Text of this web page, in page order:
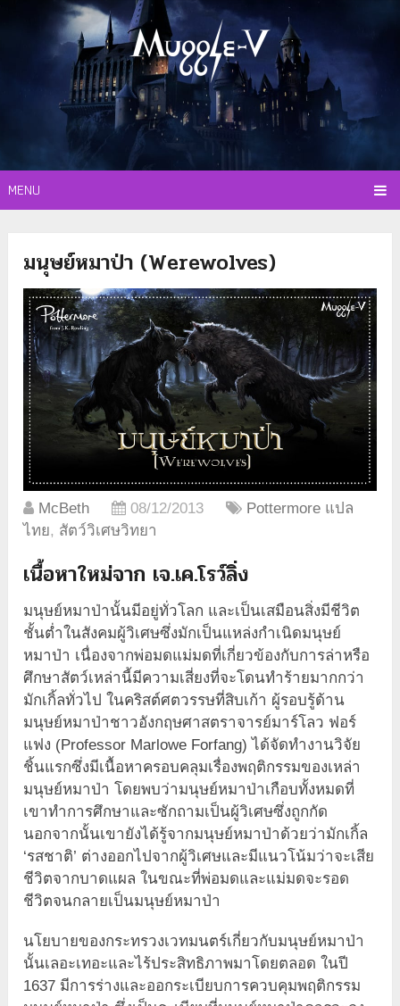
MENU
มนุษย์หมาป่า (Werewolves)
McBeth 08/12/2013
Pottermore แปล
ไทย, สัตว์วิเศษวิทยา
เนื้อหาใหม่จาก เจ.เค.โรว์ลิ่ง
มนุษย์หมาป่านั้นมีอยู่ทั่วโลก และเป็นเสมือนสิ่งมีชีวิต
ชั้นต่ำในสังคมผู้วิเศษซึ่งมักเป็นแหล่งกำเนิดมนุษย์
หมาป่า เนื่องจากพ่อมดแม่มดที่เกี่ยวข้องกับการล่าหรือ
ศึกษาสัตว์เหล่านี้มีความเสี่ยงที่จะโดนทำร้ายมากกว่า
มักเกิ้ลทั่วไป ในคริสต์ศตวรรษที่สิบเก้า ผู้รอบรู้ด้าน
มนุษย์หมาป่าชาวอังกฤษศาสตราจารย์มาร์โลว ฟอร์
แฟง (Professor Marlowe Forfang) ได้จัดทำงานวิจัย
ชิ้นแรกซึ่งมีเนื้อหาครอบคลุมเรื่องพฤติกรรมของเหล่า
มนุษย์หมาป่า โดยพบว่ามนุษย์หมาป่าเกือบทั้งหมดที่
เขาทำการศึกษาและซักถามเป็นผู้วิเศษซึ่งถูกกัด
นอกจากนั้นเขายังได้รู้จากมนุษย์หมาป่าด้วยว่ามักเกิ้ล
‘รสชาติ’ ต่างออกไปจากผู้วิเศษและมีแนวโน้มว่าจะเสีย
ชีวิตจากบาดแผล ในขณะที่พ่อมดและแม่มดจะรอด
ชีวิตจนกลายเป็นมนุษย์หมาป่า
นโยบายของกระทรวงเวทมนตร์เกี่ยวกับมนุษย์หมาป่า
นั้นเลอะเทอะและไร้ประสิทธิภาพมาโดยตลอด ในปี
1637 มีการร่างและออกระเบียบการควบคุมพฤติกรรม